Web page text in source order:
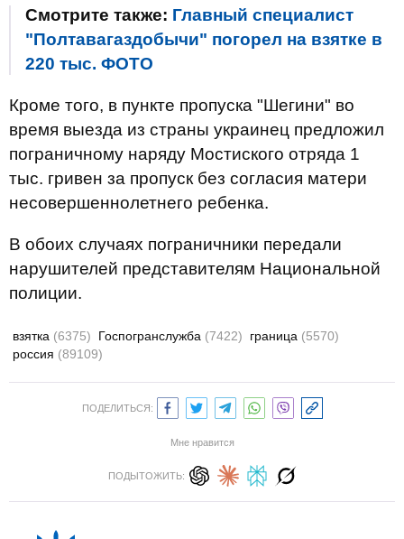
Смотрите также: Главный специалист
"Полтавагаздобычи" погорел на взятке в
220 тыс. ФОТО
Кроме того, в пункте пропуска "Шегини" во
время выезда из страны украинец предложил
пограничному наряду Мостиского отряда 1
тыс. гривен за пропуск без согласия матери
несовершеннолетнего ребенка.
В обоих случаях пограничники передали
нарушителей представителям Национальной
полиции.
взятка (6375) Госпогранслужба (7422) граница (5570)
россия (89109)
ПОДЕЛИТЬСЯ:
Мне нравится
ПОДЫТОЖИТЬ: